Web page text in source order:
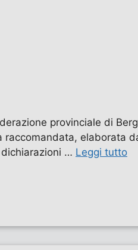
provinciale di
elaborata
… Leggi tutto